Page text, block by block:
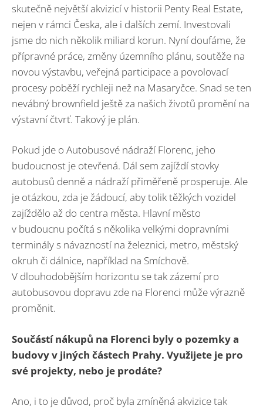
skutečně největší akvizicí v historii Penty Real Estate,
nejen v rámci Česka, ale i dalších zemí. Investovali
jsme do nich několik miliard korun. Nyní doufáme, že
přípravné práce, změny územního plánu, soutěže na
novou výstavbu, veřejná participace a povolovací
procesy poběží rychleji než na Masaryčce. Snad se ten
nevábný brownfield ještě za našich životů promění na
výstavní čtvrť. Takový je plán.
Pokud jde o Autobusové nádraží Florenc, jeho
budoucnost je otevřená. Dál sem zajíždí stovky
autobusů denně a nádraží přiměřeně prosperuje. Ale
je otázkou, zda je žádoucí, aby tolik těžkých vozidel
zajíždělo až do centra města. Hlavní město
v budoucnu počítá s několika velkými dopravními
terminály s návazností na železnici, metro, městský
okruh či dálnice, například na Smíchově.
V dlouhodobějším horizontu se tak zázemí pro
autobusovou dopravu zde na Florenci může výrazně
proměnit.
Součástí nákupů na Florenci byly o pozemky a
budovy v jiných částech Prahy. Využijete je pro
své projekty, nebo je prodáte?
Ano, i to je důvod, proč byla zmíněná akvizice tak